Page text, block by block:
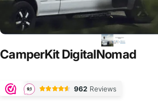
CamperKitDigitalNomad